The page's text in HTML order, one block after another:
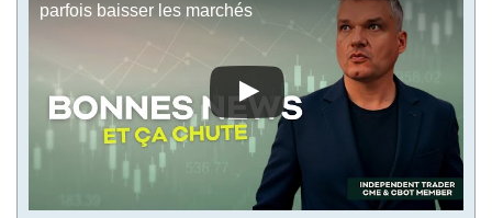
parfois baisser les marchés